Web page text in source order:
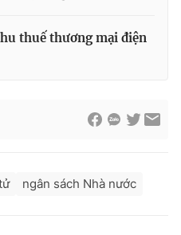
thuế thương mại điện
ngân sách Nhà nước